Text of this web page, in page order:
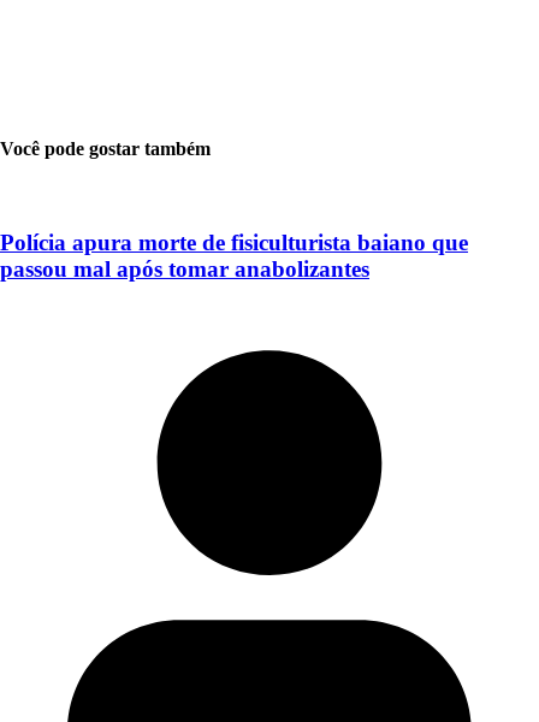
Você pode gostar também
Polícia apura morte de fisiculturista baiano que
passou mal após tomar anabolizantes